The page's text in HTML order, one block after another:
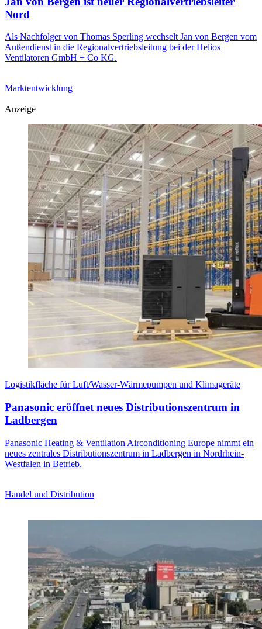
Nord
Als Nachfolger von Thomas Sperling wechselt Jan von Bergen vom
Außendienst in die Regionalvertriebsleitung bei der Helios
Ventilatoren GmbH + Co KG.
Marktentwicklung
Anzeige
Logistikfläche für Luft/Wasser-Wärmepumpen und Klimageräte
Panasonic eröffnet neues Distributionszentrum in
Ladbergen
Panasonic Heating & Ventilation Airconditioning Europe nimmt ein
neues zentrales Distributionszentrum in Ladbergen in Nordrhein-
Westfalen in Betrieb.
Handel und Distribution